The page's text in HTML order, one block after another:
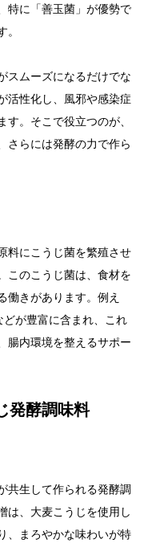
特に「善玉菌」が優勢で
スムーズになるだけでな
活性化し、風邪や感染症
。そこで役立つのが、
さらには発酵の力で作ら
料にこうじ菌を繁殖させ
このこうじ菌は、食材を
働きがあります。例え
が豊富に含まれ、これ
腸内環境を整えるサポー
発酵調味料
共生して作られる発酵調
は、大麦こうじを使用し
、まろやかな味わいが特